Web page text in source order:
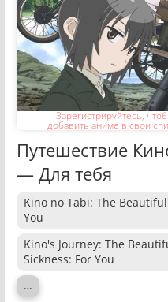
Зарегистрируйтесь,
добавить аниме в свои
Путешествие
— Для тебя
Kino no Tabi: The
You
Kino's Journey: The
Sickness: For You
…